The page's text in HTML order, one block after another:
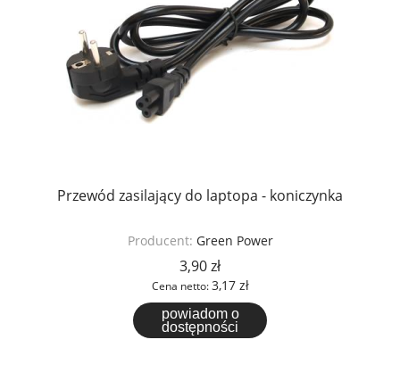
Przewód zasilający do laptopa - koniczynka
Producent: Green Power
3,90 zł
Cena netto:3,17 zł
powiadom o
dostępności